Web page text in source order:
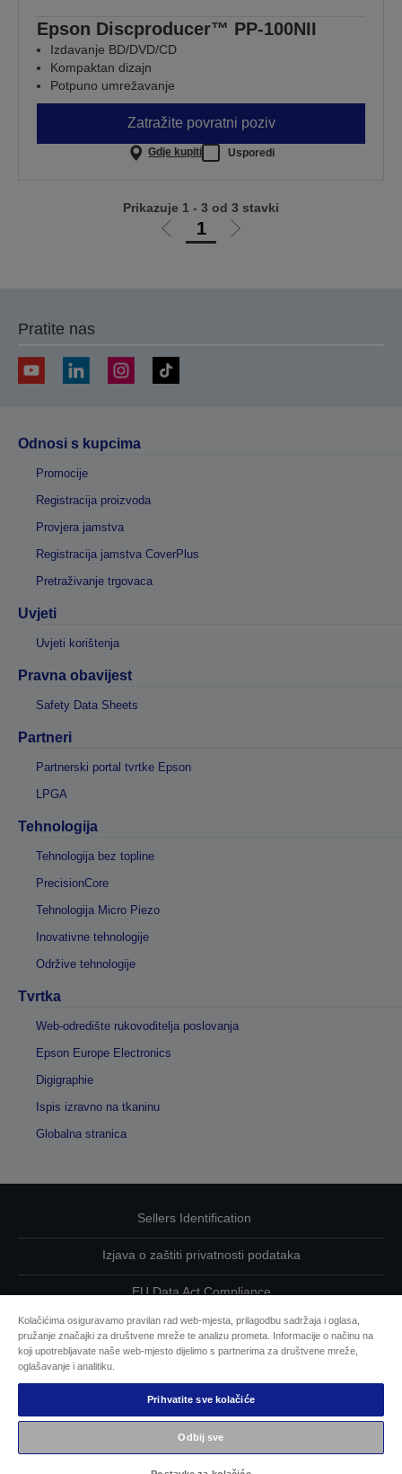
Epson Discproducer™ PP-100NII
Izdavanje BD/DVD/CD
Kompaktan dizajn
Potpuno umrežavanje
Zatražite povratni poziv
Gdje kupiti Usporedi
Idi
1
Idi
Prikazuje 1 - 3 od 3 stavki
Pratite nas
Odnosi s kupcima
Promocije
Registracija proizvoda
Provjera jamstva
Registracija jamstva CoverPlus
Pretraživanje trgovaca
Uvjeti
Uvjeti korištenja
Pravna obavijest
Safety Data Sheets
Partneri
Partnerski portal tvrtke Epson
LPGA
Tehnologija
Tehnologija bez topline
PrecisionCore
Tehnologija Micro Piezo
Inovativne tehnologije
Održive tehnologije
Tvrtka
Web-odredište rukovoditelja poslovanja
Epson Europe Electronics
Digigraphie
Ispis izravno na tkaninu
Globalna stranica
Sellers Identification
Izjava o zaštiti privatnosti podataka
EU Data Act Compliance
Kontaktirajte nas u vezi svojih podataka
Epsonova predanost pristupačnosti
Autorska prava © 2026 Seiko Epson
Kolačićima osiguravamo pravilan rad web-mjesta, prilagodbu sadržaja i oglasa,
pružanje značajki za društvene mreže te analizu prometa. Informacije o načinu na
koji upotrebljavate naše web-mjesto dijelimo s partnerima za društvene mreže,
oglašavanje i analitiku.
Prihvatite sve kolačiće
Odbij sve